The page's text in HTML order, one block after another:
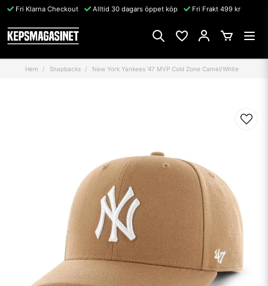
Fri Klarna Checkout Alltid 30 dagars öppet köp Fri Frakt 499 kr
Hem Snapbacks New York Yankees '47 MVP Cold Zone Camel/White